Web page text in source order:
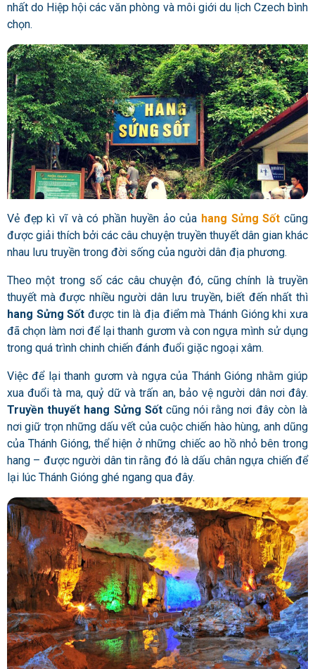
nhất do Hiệp hội các văn phòng và môi giới du lịch Czech bình
chọn.
Vẻ đẹp kì vĩ và có phần huyền ảo của hang Sửng Sốt cũng
được giải thích bởi các câu chuyện truyền thuyết dân gian khác
nhau lưu truyền trong đời sống của người dân địa phương.
Theo một trong số các câu chuyện đó, cũng chính là truyền
thuyết mà được nhiều người dân lưu truyền, biết đến nhất thì
hang Sửng Sốt được tin là địa điểm mà Thánh Gióng khi xưa
đã chọn làm nơi để lại thanh gươm và con ngựa mình sử dụng
trong quá trình chinh chiến đánh đuổi giặc ngoại xâm.
Việc để lại thanh gươm và ngựa của Thánh Gióng nhằm giúp
xua đuổi tà ma, quỷ dữ và trấn an, bảo vệ người dân nơi đây.
Truyền thuyết hang Sửng Sốt cũng nói rằng nơi đây còn là
nơi giữ trọn những dấu vết của cuộc chiến hào hùng, anh dũng
của Thánh Gióng, thể hiện ở những chiếc ao hồ nhỏ bên trong
hang – được người dân tin rằng đó là dấu chân ngựa chiến để
lại lúc Thánh Gióng ghé ngang qua đây.